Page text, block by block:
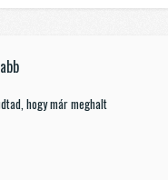
hogy már meghalt